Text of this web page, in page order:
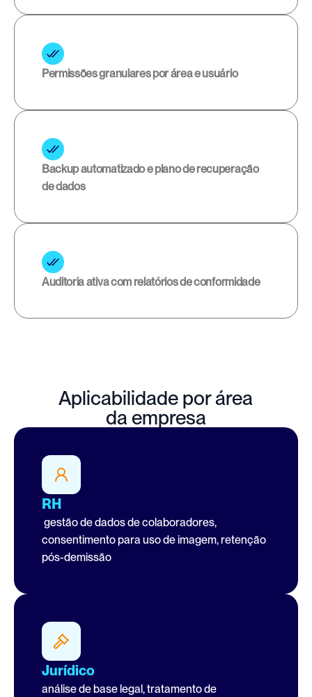
Permissões granulares por área e usuário
Backup automatizado e plano de recuperação
de dados
Auditoria ativa com relatórios de conformidade
Aplicabilidade por área
da empresa
RH
gestão de dados de colaboradores,
consentimento para uso de imagem, retenção
pós-demissão
Jurídico
análise de base legal, tratamento de